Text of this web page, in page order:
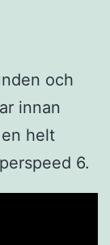
och
innan
helt
6.